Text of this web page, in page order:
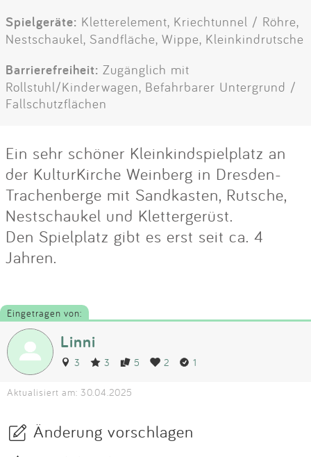
Spielgeräte: Kletterelement, Kriechtunnel / Röhre,
Nestschaukel, Sandfläche, Wippe, Kleinkindrutsche
Barrierefreiheit: Zugänglich mit
Rollstuhl/Kinderwagen, Befahrbarer Untergrund /
Fallschutzflächen
Ein sehr schöner Kleinkindspielplatz an
der KulturKirche Weinberg in Dresden-
Trachenberge mit Sandkasten, Rutsche,
Nestschaukel und Klettergerüst.
Den Spielplatz gibt es erst seit ca. 4
Jahren.
Eingetragen von:
Linni
3 3 5 2 1
Aktualisiert am: 30.04.2025
Änderung vorschlagen